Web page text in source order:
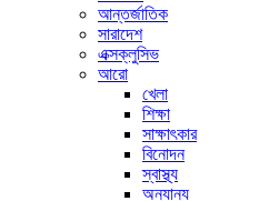
আন্তর্জাতিক
সারাদেশ
এক্সক্লুসিভ
আরো
খেলা
শিক্ষা
সাক্ষাৎকার
বিনোদন
স্বাস্থ্য
অন্যান্য